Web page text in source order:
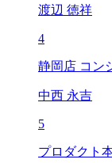
渡辺 徳祥
4
静岡店 コン
中西 永吉
5
プロダクト